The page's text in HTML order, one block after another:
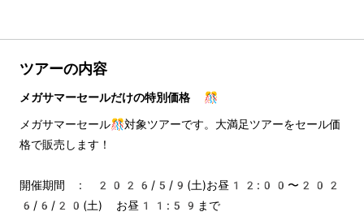
ツアーの内容
メガサマーセールだけの特別価格 🎊
メガサマーセール🎊対象ツアーです。大満足ツアーをセール価
格で販売します！
開催期間 : 2026/5/9(土)お昼12:00〜202
6/6/20(土) お昼11:59まで